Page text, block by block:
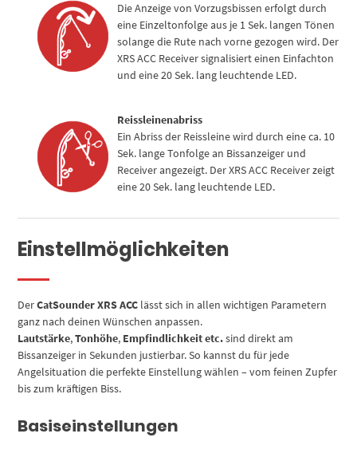
Die Anzeige von Vorzugsbissen erfolgt durch
eine Einzeltonfolge aus je 1 Sek. langen Tönen
solange die Rute nach vorne gezogen wird. Der
XRS ACC Receiver signalisiert einen Einfachton
und eine 20 Sek. lang leuchtende LED.
Reissleinenabriss
Ein Abriss der Reissleine wird durch eine ca. 10
Sek. lange Tonfolge an Bissanzeiger und
Receiver angezeigt. Der XRS ACC Receiver zeigt
eine 20 Sek. lang leuchtende LED.
Einstellmöglichkeiten
DerCatSounder XRS ACC lässt sich in allen wichtigen Parametern
ganz nach deinen Wünschen anpassen.
Lautstärke,Tonhöhe, Empfindlichkeit etc.sind direkt am
Bissanzeiger in Sekunden justierbar. So kannst du für jede
Angelsituation die perfekte Einstellung wählen – vom feinen Zupfer
bis zum kräftigen Biss.
Basiseinstellungen